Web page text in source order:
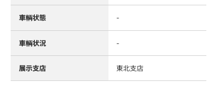
車輌状態 -
車輌状況 -
展示支店 東北支店